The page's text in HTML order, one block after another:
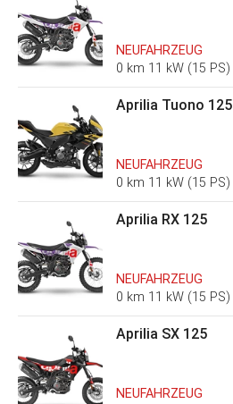
NEUFAHRZEUG
0 km 11 kW (15 PS)
Aprilia Tuono 125
NEUFAHRZEUG
0 km 11 kW (15 PS)
Aprilia RX 125
NEUFAHRZEUG
0 km 11 kW (15 PS)
Aprilia SX 125
NEUFAHRZEUG